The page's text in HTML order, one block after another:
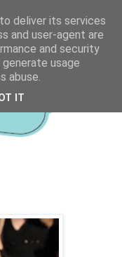
deliver its services
and user-agent are
and security
usage
abuse.
IT